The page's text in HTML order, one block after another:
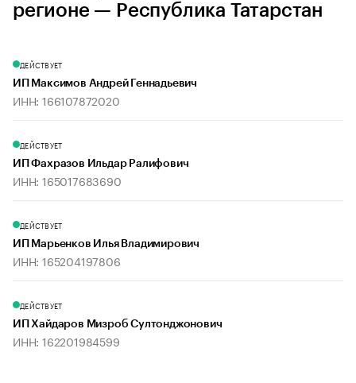
регионе — Республика Татарстан
ДЕЙСТВУЕТ
ИП Максимов Андрей Геннадьевич
ИНН: 166107872020
ДЕЙСТВУЕТ
ИП Фахразов Ильдар Ралифович
ИНН: 165017683690
ДЕЙСТВУЕТ
ИП Марьенков Илья Владимирович
ИНН: 165204197806
ДЕЙСТВУЕТ
ИП Хайдаров Мизроб Султонджонович
ИНН: 162201984599